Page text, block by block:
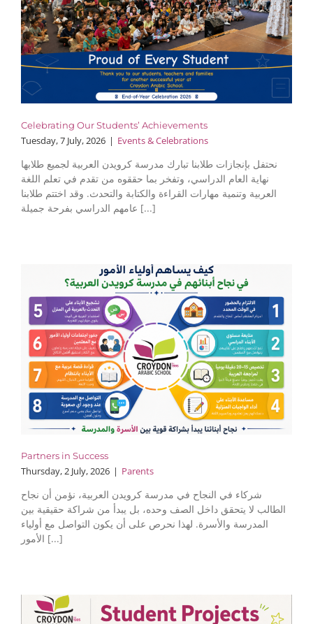
Celebrating Our Students’ Achievements
Tuesday, 7 July, 2026 | Events & Celebrations
نحتفل بإنجازات طلابنا تبارك مدرسة كرويدن العربية لجميع طلابها
نهاية العام الدراسي، وتفخر بما حققوه من تقدم في تعلم اللغة
العربية وتنمية مهارات القراءة والكتابة والتحدث. وقد اختتم طلابنا
عامهم الدراسي بفرحة جميلة [...]
Partners in Success
Thursday, 2 July, 2026 | Parents
شركاء في النجاح في مدرسة كرويدن العربية، نؤمن أن نجاح
الطالب لا يتحقق داخل الصف وحده، بل يبدأ من شراكة حقيقية بين
المدرسة والأسرة. لهذا نحرص على أن يكون التواصل مع أولياء
الأمور [...]